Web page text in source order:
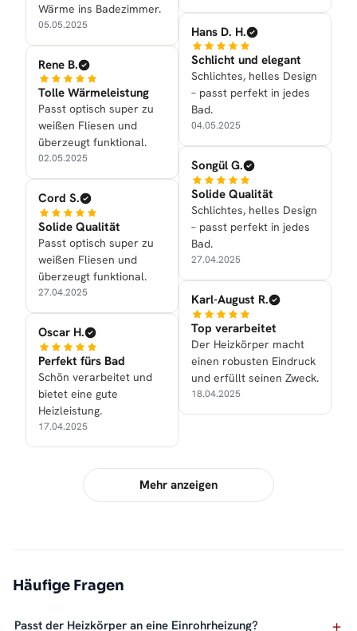
Wärme ins Badezimmer.
05.05.2025
Rene B.
Tolle Wärmeleistung
Passt optisch super zu
weißen Fliesen und
überzeugt funktional.
02.05.2025
Cord S.
Solide Qualität
Passt optisch super zu
weißen Fliesen und
überzeugt funktional.
27.04.2025
Oscar H.
Perfekt fürs Bad
Schön verarbeitet und
bietet eine gute
Heizleistung.
17.04.2025
Hans D. H.
Schlicht und elegant
Schlichtes, helles Design
– passt perfekt in jedes
Bad.
04.05.2025
Songül G.
Solide Qualität
Schlichtes, helles Design
– passt perfekt in jedes
Bad.
27.04.2025
Karl-August R.
Top verarbeitet
Der Heizkörper macht
einen robusten Eindruck
und erfüllt seinen Zweck.
18.04.2025
Mehr anzeigen
Häufige Fragen
Passt der Heizkörper an eine Einrohrheizung?